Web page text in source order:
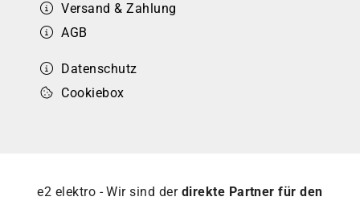
Versand & Zahlung
AGB
Datenschutz
Cookiebox
e2 elektro - Wir sind der direkte Partner für den